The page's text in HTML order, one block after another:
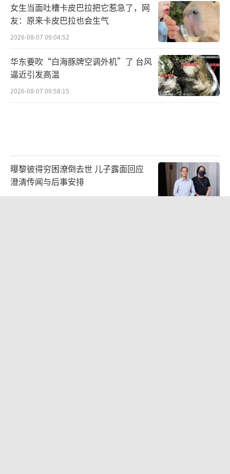
女生当面吐槽卡皮巴拉把它惹急了，网
友：原来卡皮巴拉也会生气
2026-08-07 09:04:52
华东要吹“白海豚牌空调外机”了 台风
逼近引发高温
2026-08-07 09:58:15
曝黎彼得穷困潦倒去世 儿子露面回应
澄清传闻与后事安排
2026-08-06 20:57:16